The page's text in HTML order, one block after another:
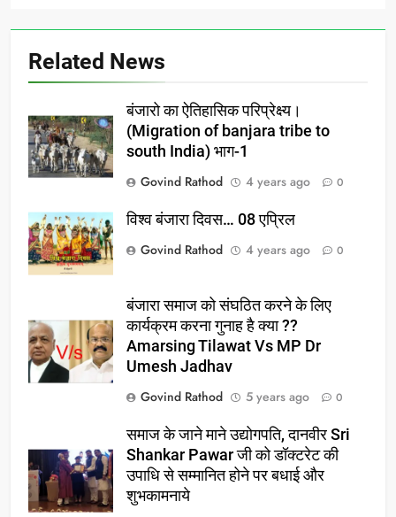
Related News
बंजारो का ऐतिहासिक परिप्रेक्ष्य।
(Migration of banjara tribe to
south India) भाग-1
Govind Rathod
4 years ago 0
विश्व बंजारा दिवस… 08 एप्रिल
Govind Rathod
4 years ago 0
बंजारा समाज को संघठित करने के लिए
कार्यक्रम करना गुनाह है क्या ??
Amarsing Tilawat Vs MP Dr
Umesh Jadhav
Govind Rathod
5 years ago 0
समाज के जाने माने उद्योगपति, दानवीर Sri
Shankar Pawar जी को डॉक्टरेट की
उपाधि से सम्मानित होने पर बधाई और
शुभकामनाये